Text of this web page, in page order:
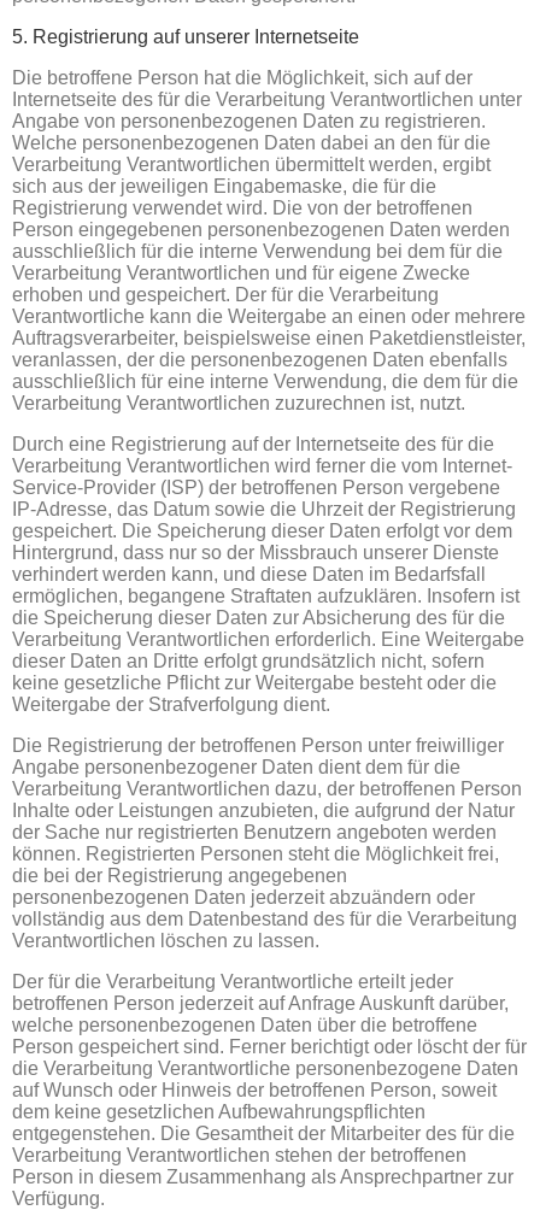
5. Registrierung auf unserer Internetseite
Die betroffene Person hat die Möglichkeit, sich auf der
Internetseite des für die Verarbeitung Verantwortlichen unter
Angabe von personenbezogenen Daten zu registrieren.
Welche personenbezogenen Daten dabei an den für die
Verarbeitung Verantwortlichen übermittelt werden, ergibt
sich aus der jeweiligen Eingabemaske, die für die
Registrierung verwendet wird. Die von der betroffenen
Person eingegebenen personenbezogenen Daten werden
ausschließlich für die interne Verwendung bei dem für die
Verarbeitung Verantwortlichen und für eigene Zwecke
erhoben und gespeichert. Der für die Verarbeitung
Verantwortliche kann die Weitergabe an einen oder mehrere
Auftragsverarbeiter, beispielsweise einen Paketdienstleister,
veranlassen, der die personenbezogenen Daten ebenfalls
ausschließlich für eine interne Verwendung, die dem für die
Verarbeitung Verantwortlichen zuzurechnen ist, nutzt.
Durch eine Registrierung auf der Internetseite des für die
Verarbeitung Verantwortlichen wird ferner die vom Internet-
Service-Provider (ISP) der betroffenen Person vergebene
IP-Adresse, das Datum sowie die Uhrzeit der Registrierung
gespeichert. Die Speicherung dieser Daten erfolgt vor dem
Hintergrund, dass nur so der Missbrauch unserer Dienste
verhindert werden kann, und diese Daten im Bedarfsfall
ermöglichen, begangene Straftaten aufzuklären. Insofern ist
die Speicherung dieser Daten zur Absicherung des für die
Verarbeitung Verantwortlichen erforderlich. Eine Weitergabe
dieser Daten an Dritte erfolgt grundsätzlich nicht, sofern
keine gesetzliche Pflicht zur Weitergabe besteht oder die
Weitergabe der Strafverfolgung dient.
Die Registrierung der betroffenen Person unter freiwilliger
Angabe personenbezogener Daten dient dem für die
Verarbeitung Verantwortlichen dazu, der betroffenen Person
Inhalte oder Leistungen anzubieten, die aufgrund der Natur
der Sache nur registrierten Benutzern angeboten werden
können. Registrierten Personen steht die Möglichkeit frei,
die bei der Registrierung angegebenen
personenbezogenen Daten jederzeit abzuändern oder
vollständig aus dem Datenbestand des für die Verarbeitung
Verantwortlichen löschen zu lassen.
Der für die Verarbeitung Verantwortliche erteilt jeder
betroffenen Person jederzeit auf Anfrage Auskunft darüber,
welche personenbezogenen Daten über die betroffene
Person gespeichert sind. Ferner berichtigt oder löscht der für
die Verarbeitung Verantwortliche personenbezogene Daten
auf Wunsch oder Hinweis der betroffenen Person, soweit
dem keine gesetzlichen Aufbewahrungspflichten
entgegenstehen. Die Gesamtheit der Mitarbeiter des für die
Verarbeitung Verantwortlichen stehen der betroffenen
Person in diesem Zusammenhang als Ansprechpartner zur
Verfügung.